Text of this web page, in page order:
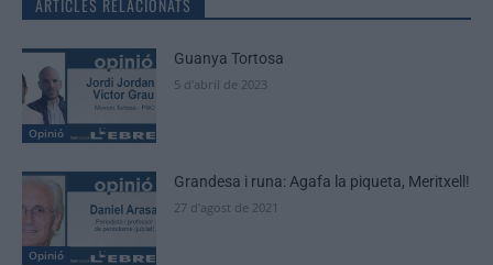
ARTICLES RELACIONATS
Opinió
Guanya Tortosa
5 d'abril de 2023
Opinió
Grandesa i runa: Agafa la piqueta, Meritxell!
27 d'agost de 2021